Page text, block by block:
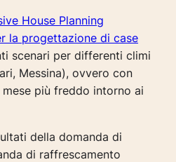
House Planning
la progettazione di case
scenari per differenti climi
Messina), ovvero con
più freddo intorno ai
della domanda di
di raffrescamento